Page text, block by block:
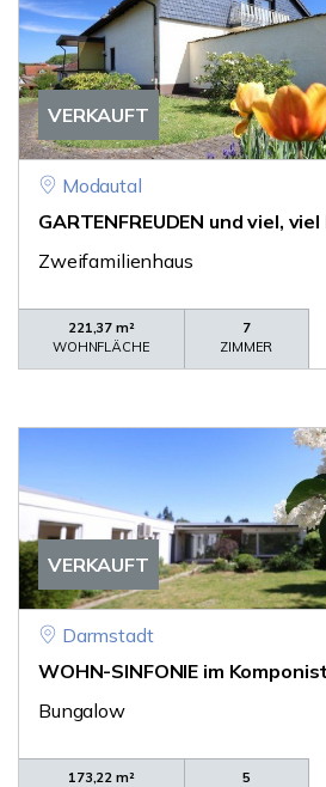
VERKAUFT
Modautal
GARTENFREUDEN und viel,
Zweifamilienhaus
221,37 m²
WOHNFLÄCHE
7
ZIMMER
VERKAUFT
Darmstadt
WOHN-SINFONIE im
Bungalow
173,22 m²
5